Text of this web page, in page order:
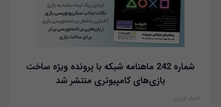
شماره 242 ماهنامه شبکه با پرونده ویژه ساخت
بازی‌های کامپیوتری منتشر شد
اخبار ایران